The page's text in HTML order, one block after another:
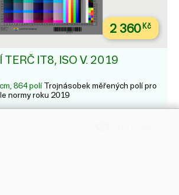
2 360Kč
TERČ IT8, ISO V. 2019
864 polí Trojnásobek měřených polí pro
normy roku 2019